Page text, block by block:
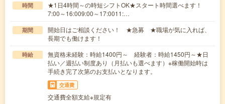
時間
★1日4時間～の時短シフトOK★スタート時間選べます！
7:00～16:009:00～17:0011:…
期間
開始日はご相談ください！ ★急募 ★職場が気に入れば、
長期でも働けます！
時給
無資格未経験：時給1400円～ 経験者：時給1450円～★日
払い／週払い制度あり（月払いも選べます）※稼働開始時は
手続き完了次第のお支払いとなります。
交通費
交通費全額支給※規定有